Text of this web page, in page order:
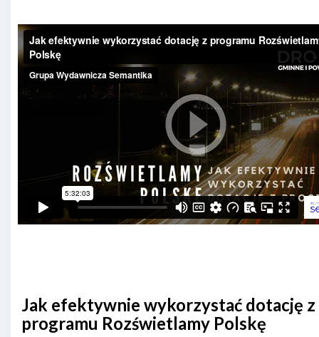
Jak efektywnie wykorzystać dotację z
programu Rozświetlamy Polskę